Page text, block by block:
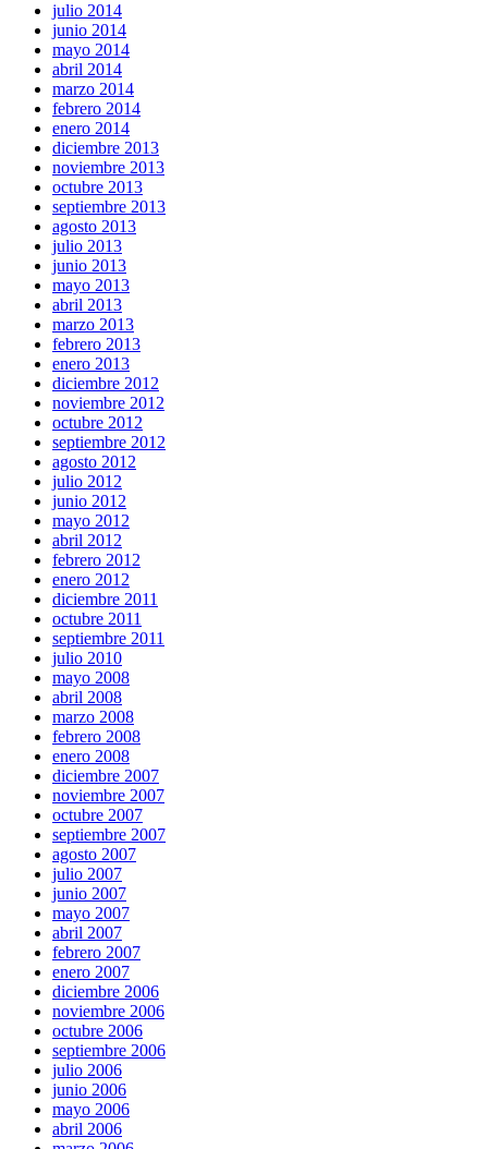
julio 2014
junio 2014
mayo 2014
abril 2014
marzo 2014
febrero 2014
enero 2014
diciembre 2013
noviembre 2013
octubre 2013
septiembre 2013
agosto 2013
julio 2013
junio 2013
mayo 2013
abril 2013
marzo 2013
febrero 2013
enero 2013
diciembre 2012
noviembre 2012
octubre 2012
septiembre 2012
agosto 2012
julio 2012
junio 2012
mayo 2012
abril 2012
febrero 2012
enero 2012
diciembre 2011
octubre 2011
septiembre 2011
julio 2010
mayo 2008
abril 2008
marzo 2008
febrero 2008
enero 2008
diciembre 2007
noviembre 2007
octubre 2007
septiembre 2007
agosto 2007
julio 2007
junio 2007
mayo 2007
abril 2007
febrero 2007
enero 2007
diciembre 2006
noviembre 2006
octubre 2006
septiembre 2006
julio 2006
junio 2006
mayo 2006
abril 2006